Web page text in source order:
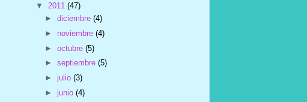
▼ 2011 (47)
►diciembre(4)
► noviembre(4)
►octubre(5)
►septiembre(5)
►julio(3)
►junio(4)